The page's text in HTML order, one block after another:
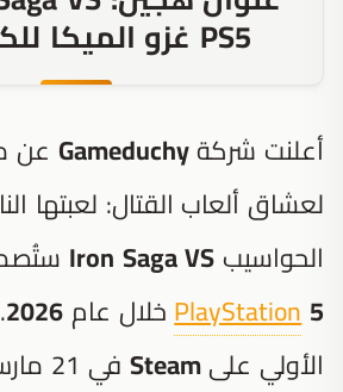
PS5 غزو الميكا للكونسول
أعلنت شركةGameduchy عن
لعشاق ألعاب القتال: لعبتها
الحواسيبIron Saga VS
PlayStation5 خلال عام 2026
الأولي علىSteam